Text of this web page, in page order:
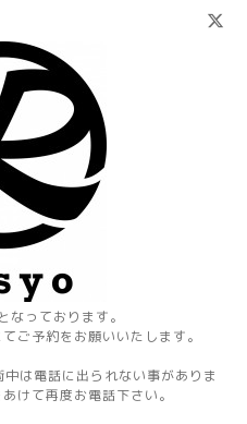
なっております。
ご予約をお願いいたします。
は電話に出られない事がありま
けて再度お電話下さい。